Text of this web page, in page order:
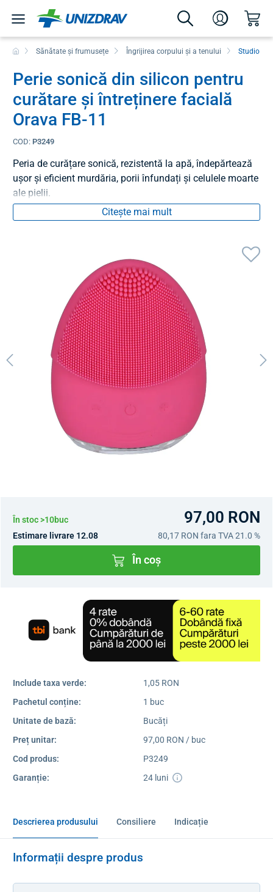
Sănătate și frumusețe Îngrijirea corpului și a tenului Studio
Perie sonică din silicon pentru
curătare și întreținere facială
Orava FB-11
COD: P3249
Peria de curățare sonică, rezistentă la apă, îndepărtează
ușor și eficient murdăria, porii înfundați și celulele moarte
ale pielii.
Citește mai mult
În stoc >10buc 97,00 RON
Estimare livrare 12.08 80,17 RON fara TVA 21.0 %
În coș
Include taxa verde:
1,05 RON
Pachetul conține:
1 buc
Unitate de bază:
Bucăți
Preț unitar:
97,00 RON / buc
Cod produs:
P3249
Garanție:
24 luni
Descrierea produsului Consiliere Indicație
Informații despre produs